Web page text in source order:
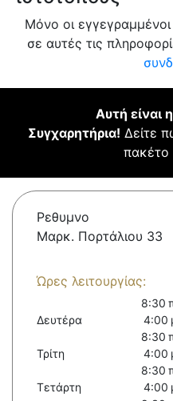
Μόνο οι
σε αυτές τις
Αυτή είναι
Συγχαρητήρια! Δείτε
πακέτο
Ρεθυμνο
Μαρκ. Πορτάλιου 33
Ώρες λειτουργίας:
Δευτέρα
8:30
4:00
Τρίτη
8:30
4:00
Τετάρτη
8:30
4:00